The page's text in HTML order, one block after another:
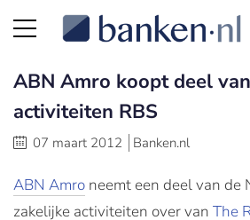
ABN Amro koopt deel
activiteiten RBS
07 maart 2012 Banken.nl
ABN Amro neemt een deel van de
zakelijke activiteiten over van The